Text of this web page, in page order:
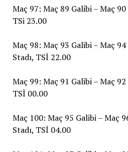
Maç 97: Maç 89 Galibi – Maç
TSi 23.00
Maç 98: Maç 93 Galibi – Maç
Stadı, TSİ 22.00
Maç 99: Maç 91 Galibi – Maç
TSİ 00.00
Maç 100: Maç 95 Galibi – Maç
Stadı, TSİ 04.00